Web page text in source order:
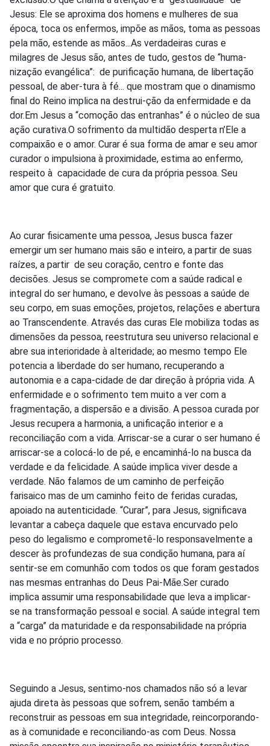
Jesus: Ele se aproxima dos homens e mulheres de sua
época, toca os enfermos, impõe as mãos, toma as pessoas
pela mão, estende as mãos...As verdadeiras curas e
milagres de Jesus são, antes de tudo, gestos de “huma-
nização evangélica”: de purificação humana, de libertação
pessoal, de aber-tura à fé... que mostram que o dinamismo
final do Reino implica na destrui-ção da enfermidade e da
dor.Em Jesus a “comoção das entranhas” é o núcleo de sua
ação curativa.O sofrimento da multidão desperta n’Ele a
compaixão e o amor. Curar é sua forma de amar e seu amor
curador o impulsiona à proximidade, estima ao enfermo,
respeito à capacidade de cura da própria pessoa. Seu
amor que cura é gratuito.
Ao curar fisicamente uma pessoa, Jesus busca fazer
emergir um ser humano mais são e inteiro, a partir de suas
raízes, a partir de seu coração, centro e fonte das
decisões. Jesus se compromete com a saúde radical e
integral do ser humano, e devolve às pessoas a saúde de
seu corpo, em suas emoções, projetos, relações e abertura
ao Transcendente. Através das curas Ele mobiliza todas as
dimensões da pessoa, reestrutura seu universo relacional e
abre sua interioridade à alteridade; ao mesmo tempo Ele
potencia a liberdade do ser humano, recuperando a
autonomia e a capa-cidade de dar direção à própria vida. A
enfermidade e o sofrimento tem muito a ver com a
fragmentação, a dispersão e a divisão. A pessoa curada por
Jesus recupera a harmonia, a unificação interior e a
reconciliação com a vida. Arriscar-se a curar o ser humano é
arriscar-se a colocá-lo de pé, e encaminhá-lo na busca da
verdade e da felicidade. A saúde implica viver desde a
verdade. Não falamos de um caminho de perfeição
farisaico mas de um caminho feito de feridas curadas,
apoiado na autenticidade. “Curar”, para Jesus, significava
levantar a cabeça daquele que estava encurvado pelo
peso do legalismo e comprometê-lo responsavelmente a
descer às profundezas de sua condição humana, para aí
sentir-se em comunhão com todos os que foram gestados
nas mesmas entranhas do Deus Pai-Mãe.Ser curado
implica assumir uma responsabilidade que leva a implicar-
se na transformação pessoal e social. A saúde integral tem
a “carga” da maturidade e da responsabilidade na própria
vida e no próprio processo.
Seguindo a Jesus, sentimo-nos chamados não só a levar
ajuda direta às pessoas que sofrem, senão também a
reconstruir as pessoas em sua integridade, reincorporando-
as à comunidade e reconciliando-as com Deus. Nossa